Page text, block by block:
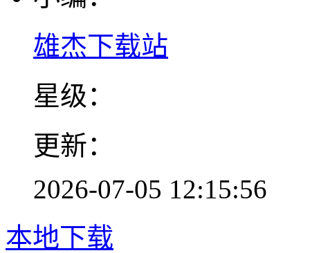
雄杰下载站
星级：
更新：
2026-07-05 12:15:56
本地下载